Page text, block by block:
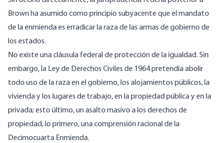
Brown ha asumido como principio subyacente que el mandato
de la enmienda es erradicar la raza de las armas de gobierno de
los estados.
No existe una cláusula federal de protección de la igualdad. Sin
embargo, la Ley de Derechos Civiles de 1964 pretendía abolir
todo uso de la raza en el gobierno, los alojamientos públicos, la
vivienda y los lugares de trabajo, en la propiedad pública y en la
privada; esto último, un asalto masivo a los derechos de
propiedad, lo primero, una comprensión racional de la
Decimocuarta Enmienda.